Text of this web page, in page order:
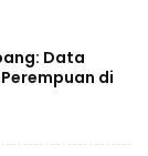
Data
di